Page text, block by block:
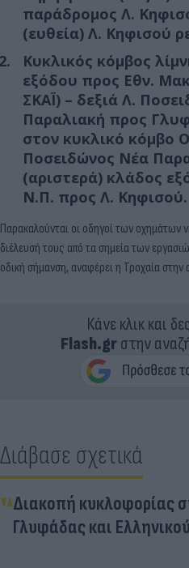
παράδρομος Λ.
(ευθεία) Λ. Κηφισού
Κυκλικός κόμβος
εξόδου προς Εθν.
ΣΚΑΪ) – δεξιά Λ.
Παραλιακή προς
στον κυκλικό κόμβο
Ποσειδώνος Νέα
(αριστερά) κλάδος
Ν.Π. προς Λ. Κηφισού.
Παρακαλούνται οι οδηγοί των οχημάτων
διέλευσή τους από τα σημεία των
οδική σήμανση, αναφέρει η Τροχαία στην
Κάνε κλικ και
Flash.grστην
Διάβασε σχετικά
Διακοπή κυκλοφορίας
Γλυφάδας και